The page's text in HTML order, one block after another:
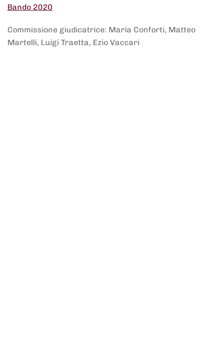
Bando 2020
Commissione giudicatrice: Maria Conforti, Matteo
Martelli, Luigi Traetta, Ezio Vaccari